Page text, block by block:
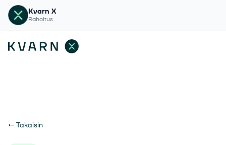
Kvarn X
Rahoitus
← Takaisin